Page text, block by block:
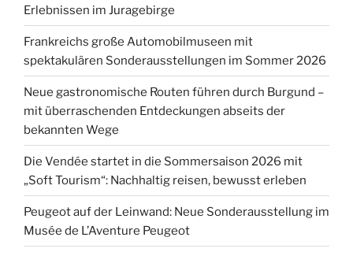
Erlebnissen im Juragebirge
Frankreichs große Automobilmuseen mit
spektakulären Sonderausstellungen im Sommer 2026
Neue gastronomische Routen führen durch Burgund –
mit überraschenden Entdeckungen abseits der
bekannten Wege
Die Vendée startet in die Sommersaison 2026 mit
„Soft Tourism“: Nachhaltig reisen, bewusst erleben
Peugeot auf der Leinwand: Neue Sonderausstellung im
Musée de L’Aventure Peugeot